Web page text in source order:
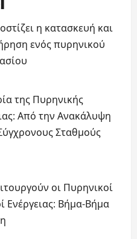
η κατασκευή και
ενός πυρηνικού
της Πυρηνικής
Από την Ανακάλυψη
Σταθμούς
οι Πυρηνικοί
Ενέργειας: Βήμα-Βήμα